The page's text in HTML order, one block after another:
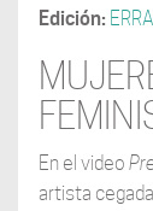
Edición:
En el video
artista